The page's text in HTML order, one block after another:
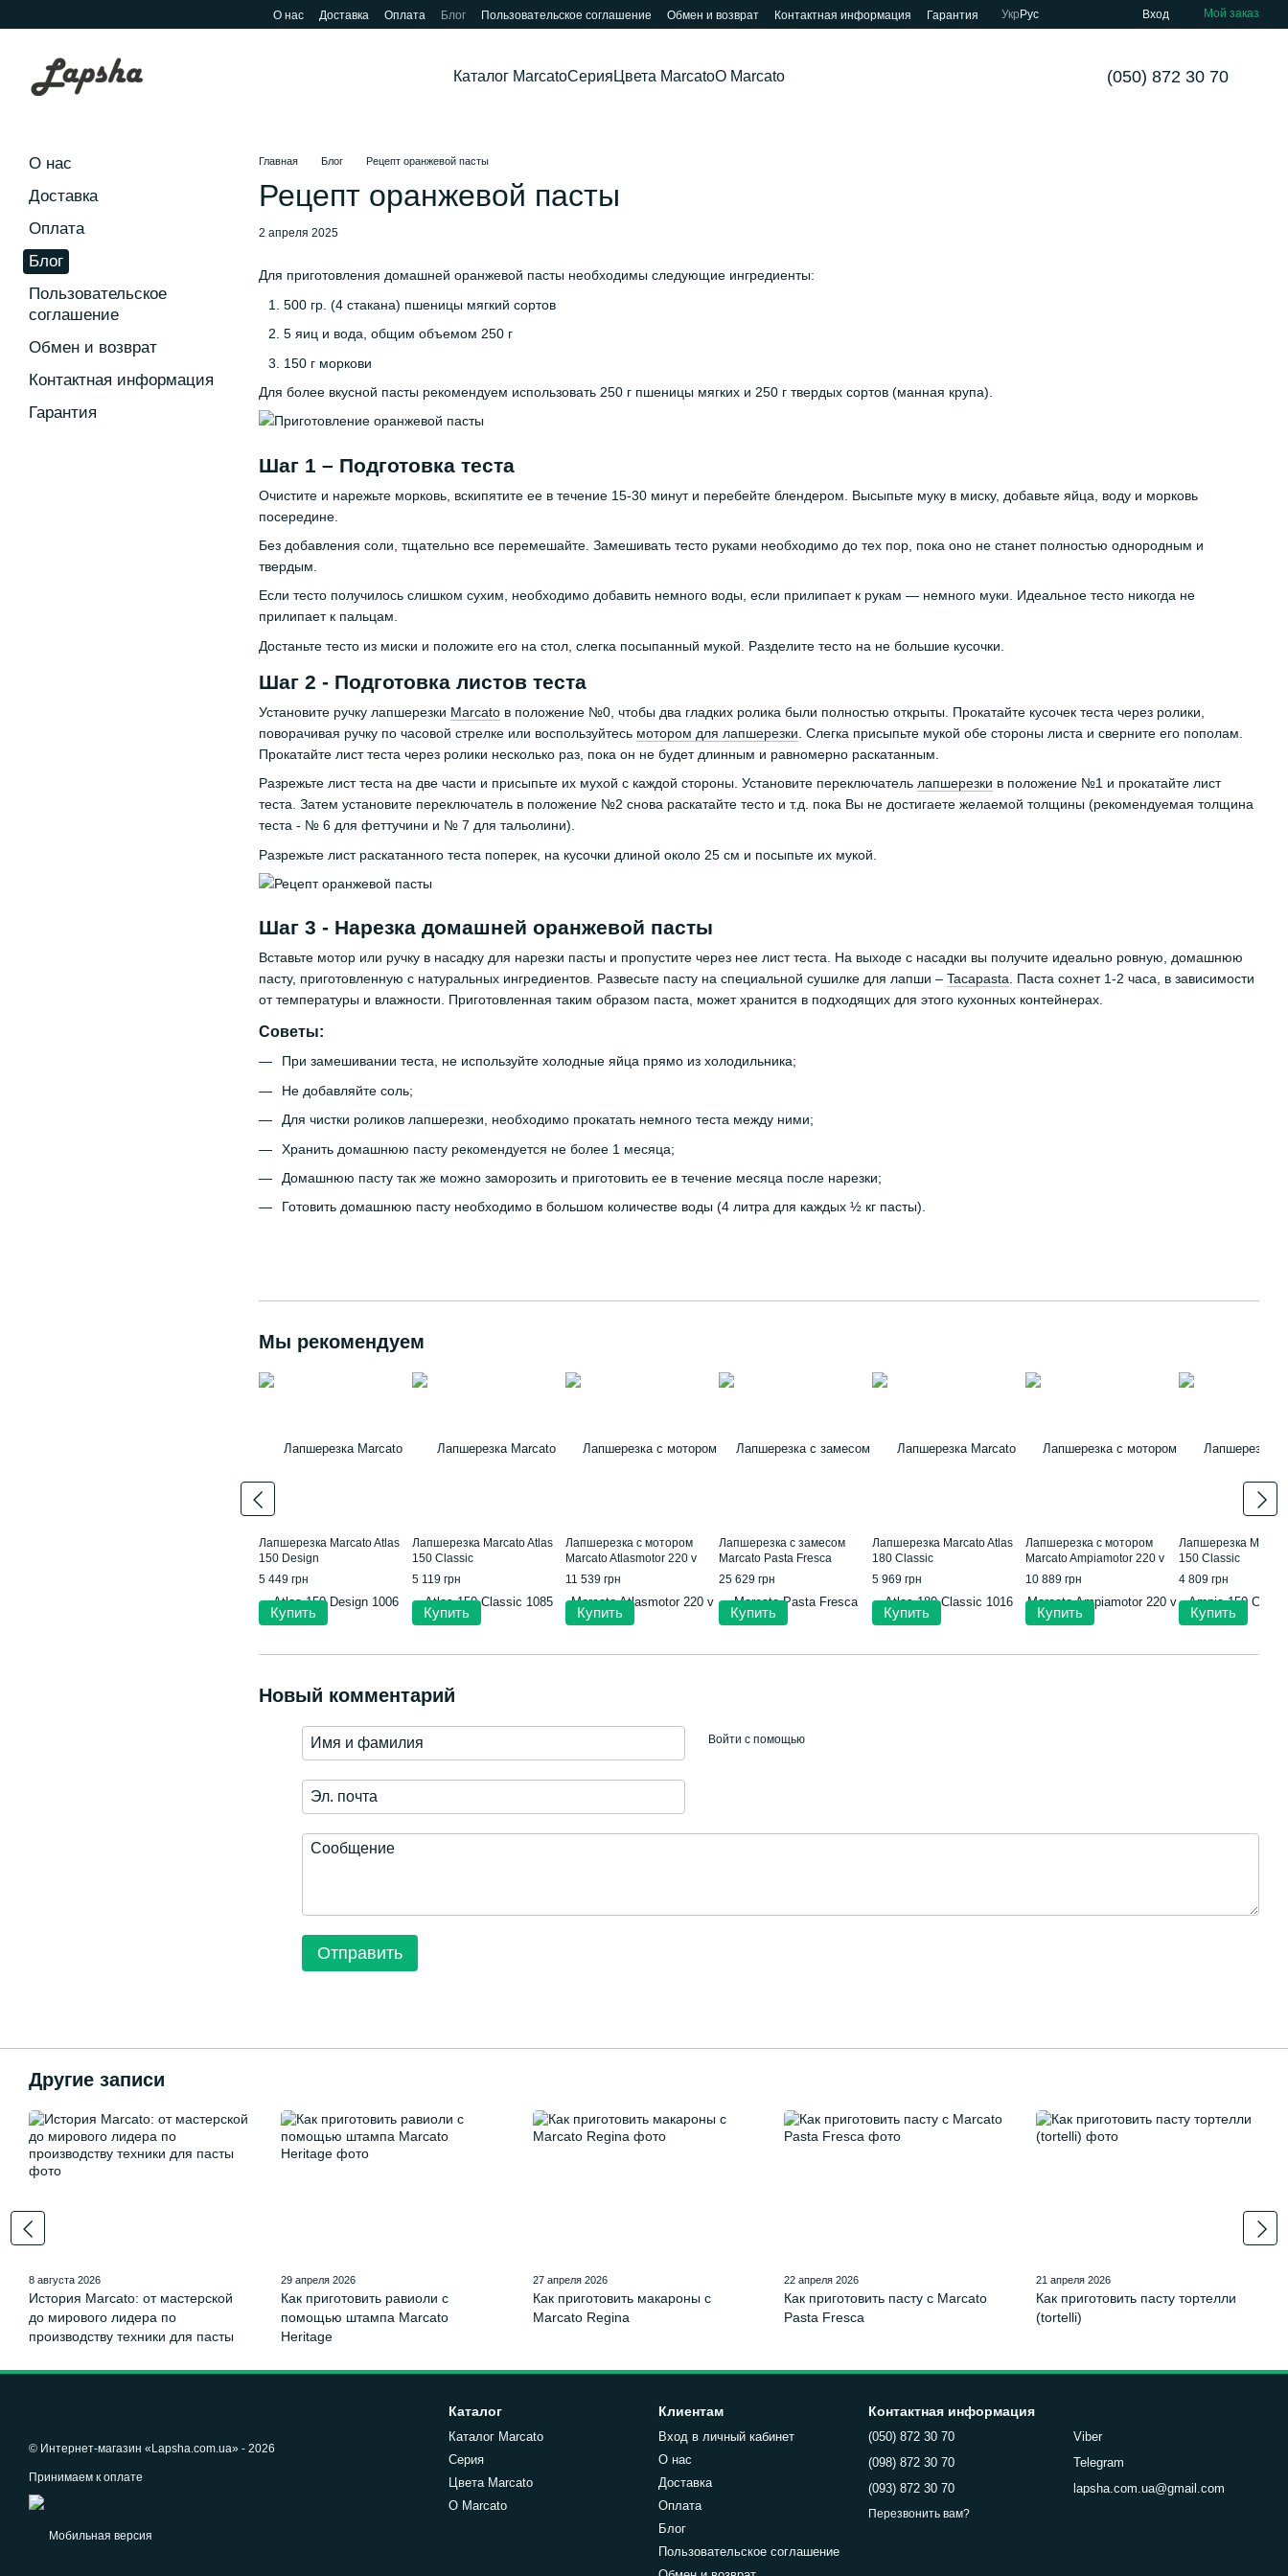
О нас Доставка Оплата Блог Пользовательское соглашение Обмен и возврат Контактная информация Гарантия Укр Рус Вход Мой заказ
Каталог MarcatoСерия Цвета MarcatoО Marcato (050) 872 30 70
Главная Блог Рецепт оранжевой пасты
Рецепт оранжевой пасты
2 апреля 2025
Для приготовления домашней оранжевой пасты необходимы следующие ингредиенты:
500 гр. (4 стакана) пшеницы мягкий сортов
5 яиц и вода, общим объемом 250 г
150 г моркови
Для более вкусной пасты рекомендуем использовать 250 г пшеницы мягких и 250 г твердых сортов (манная крупа).
Шаг 1 – Подготовка теста
Очистите и нарежьте морковь, вскипятите ее в течение 15-30 минут и перебейте блендером. Высыпьте муку в миску, добавьте яйца, воду и морковь
посередине.
Без добавления соли, тщательно все перемешайте. Замешивать тесто руками необходимо до тех пор, пока оно не станет полностью однородным и
твердым.
Если тесто получилось слишком сухим, необходимо добавить немного воды, если прилипает к рукам — немного муки. Идеальное тесто никогда не
прилипает к пальцам.
Достаньте тесто из миски и положите его на стол, слегка посыпанный мукой. Разделите тесто на не большие кусочки.
Шаг 2 - Подготовка листов теста
Установите ручку лапшерезки Marcato в положение №0, чтобы два гладких ролика были полностью открыты. Прокатайте кусочек теста через ролики,
поворачивая ручку по часовой стрелке или воспользуйтесь мотором для лапшерезки . Слегка присыпьте мукой обе стороны листа и сверните его пополам.
Прокатайте лист теста через ролики несколько раз, пока он не будет длинным и равномерно раскатанным.
Разрежьте лист теста на две части и присыпьте их мухой с каждой стороны. Установите переключатель лапшерезки в положение №1 и прокатайте лист
теста. Затем установите переключатель в положение №2 снова раскатайте тесто и т.д. пока Вы не достигаете желаемой толщины (рекомендуемая толщина
теста - № 6 для феттучини и № 7 для тальолини).
Разрежьте лист раскатанного теста поперек, на кусочки длиной около 25 см и посыпьте их мукой.
Шаг 3 - Нарезка домашней оранжевой пасты
Вставьте мотор или ручку в насадку для нарезки пасты и пропустите через нее лист теста. На выходе с насадки вы получите идеально ровную, домашнюю
пасту, приготовленную с натуральных ингредиентов. Развесьте пасту на специальной сушилке для лапши – Tacapasta. Паста сохнет 1-2 часа, в зависимости
от температуры и влажности. Приготовленная таким образом паста, может хранится в подходящих для этого кухонных контейнерах.
Советы:
При замешивании теста, не используйте холодные яйца прямо из холодильника;
Не добавляйте соль;
Для чистки роликов лапшерезки, необходимо прокатать немного теста между ними;
Хранить домашнюю пасту рекомендуется не более 1 месяца;
Домашнюю пасту так же можно заморозить и приготовить ее в течение месяца после нарезки;
Готовить домашнюю пасту необходимо в большом количестве воды (4 литра для каждых ½ кг пасты).
Мы рекомендуем
Лапшерезка Marcato Atlas
150 Design
5 449 грн
Купить
Лапшерезка Marcato Atlas
150 Classic
5 119 грн
Купить
Лапшерезка с мотором
Marcato Atlasmotor 220 v
11 539 грн
Купить
Лапшерезка с замесом
Marcato Pasta Fresca
25 629 грн
Купить
Лапшерезка Marcato Atlas
180 Classic
5 969 грн
Купить
Лапшерезка с мотором
Marcato Ampiamotor 220 v
10 889 грн
Купить
Лапшерезка
150 Classic
4 809 грн
Купить
Новый комментарий
Войти с помощью
Отправить
О нас
Доставка
Оплата
Блог
Пользовательское
соглашение
Обмен и возврат
Контактная информация
Гарантия
Другие записи
8 августа 2026
История Marcato: от мастерской
до мирового лидера по
производству техники для пасты
29 апреля 2026
Как приготовить равиоли с
помощью штампа Marcato
Heritage
27 апреля 2026
Как приготовить макароны с
Marcato Regina
22 апреля 2026
Как приготовить пасту с Marcato
Pasta Fresca
21 апреля 2026
Как приготовить пасту тортелли
(tortelli)
© Интернет-магазин «Lapsha.com.ua» - 2026
Принимаем к оплате
Мобильная версия
Каталог
Каталог Marcato
Серия
Цвета Marcato
О Marcato
Клиентам
Вход в личный кабинет
О нас
Доставка
Оплата
Блог
Пользовательское соглашение
Контактная информация
(050) 872 30 70
(098) 872 30 70
(093) 872 30 70
Перезвонить вам?
Viber
Telegram
lapsha.com.ua@gmail.com